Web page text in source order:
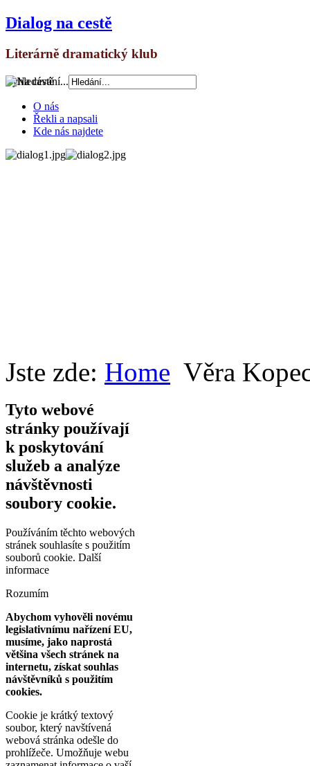
Dialog na cestě
Literárně dramatický klub
Vyhledávání...
O nás
Řekli a napsali
Kde nás najdete
Jste zde: Home Věra
Tyto webové
stránky používají
k poskytování
služeb a analýze
návštěvnosti
soubory cookie.
Používáním těchto webových
stránek souhlasíte s použitím
souborů cookie. Další
informace
Rozumím
Abychom vyhověli novému
legislativnímu nařízení EU,
musíme, jako naprostá
většina všech stránek na
internetu, získat souhlas
návštěvníků s použitím
cookies.
Cookie je krátký textový
soubor, který navštívená
webová stránka odešle do
prohlížeče. Umožňuje webu